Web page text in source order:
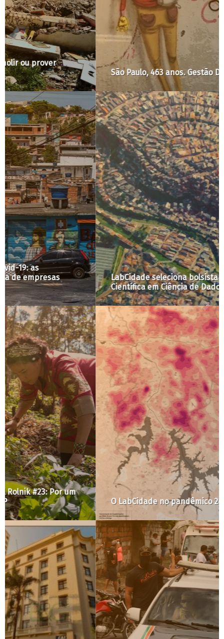
São Paulo, 463 anos. Gestão Doria, 25 dias
LabCidade seleciona bolsista de Iniciação
Científica em Ciência de Dados
O LabCidade no pandêmico 2020